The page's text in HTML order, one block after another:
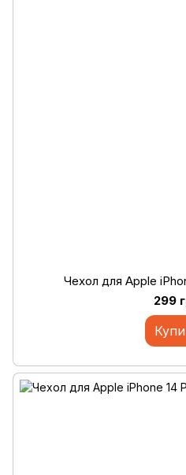
Чехол для Apple
299